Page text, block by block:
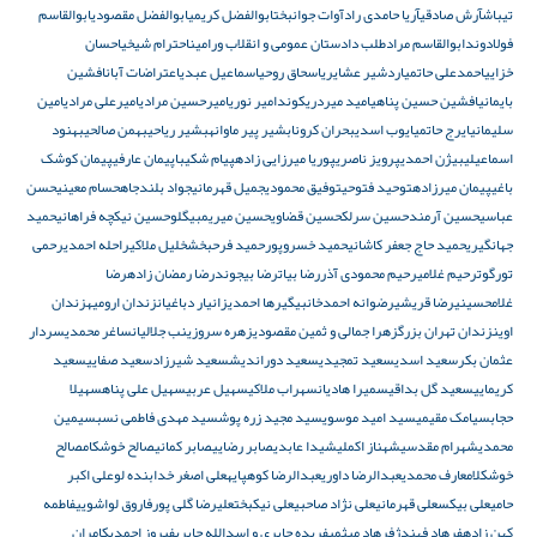
تیباشآرش صادقیآریا حامدی رادآوات جوانبختابوالفضل کریمیابوالفضل مقصودیابوالقاسم
فولادوندابوالقاسم مرادطلب دادستان عمومی و انقلاب ورامیناحترام شیخیاحسان
خزاییاحمدعلی حاتمیاردشیر عشایریاسحاق روحیاسماعیل عبدیاعتراضات آبانافشین
بایمانیافشین حسین پناهیامید میردریکوندامیر نوریامیرحسین مرادیامیرعلی مرادیامین
سلیمانیایرج حاتمیایوب اسدیبحران کرونابشیر پیر ماوانهبشیر ریاحیبهمن صالحیبهنود
اسماعیلیبیژن احمدیپرویز ناصریپوریا میرزایی زادهپیام شکیباپیمان عارفیپیمان کوشک
باغیپیمان میرزادهتوحید فتوحیتوفیق محمودیجمیل قهرمانیجواد بلندجاهحسام معینیحسن
عباسیحسین آرمندحسین سرلکحسین قضاویحسین میریمبیگلوحسین نیکچه فراهانیحمید
جهانگیریحمید حاج جعفر کاشانیحمید خسروپورحمید فرحبخشخلیل ملاکیراحله احمدیرحمی
تورگوترحیم غلامیرحیم محمودی آذررضا بیاترضا بیجوندرضا رمضان زادهرضا
غلامحسینیرضا قریشیرضوانه احمدخانبیگیرها احمدیزانیار دباغیانزندان ارومیهزندان
اوینزندان تهران بزرگزهرا جمالی و ثمین مقصودیزهره سروزینب جلالیانساغر محمدیسردار
عثمان بکرسعید اسدیسعید تمجیدیسعید دوراندیشسعید شیرزادسعید صفاییسعید
کریماییسعید گل بداقیسمیرا هادیانسهراب ملاکیسهیل عربیسهیل علی پناهسهیلا
حجابسیامک مقیمیسید امید موسویسید مجید زره پوشسید مهدی فاطمی نسبسیمین
محمدیشهرام مقدسیشهناز اکملیشیدا عابدیصابر رضاییصابر کمانیصالح خوشکامصالح
خوشکلامعارف محمدیعبدالرضا داوریعبدالرضا کوهپایهعلی اصغر خدابنده لوعلی اکبر
حامیعلی بیکسعلی قهرمانیعلی نژاد صاحبیعلی نیکبختعلیرضا گلی پورفاروق لواشوییفاطمه